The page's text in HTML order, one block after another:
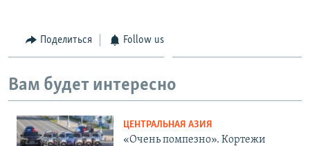
Поделиться Follow us
Вам будет интересно
ЦЕНТРАЛЬНАЯ АЗИЯ
«Очень помпезно». Кортежи